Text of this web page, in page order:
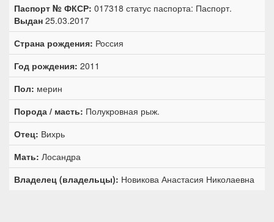
Паспорт № ФКСР: 017318 статус паспорта: Паспорт.
Выдан 25.03.2017
Страна рождения: Россия
Год рождения: 2011
Пол: мерин
Порода / масть: Полукровная рыж.
Отец: Вихрь
Мать: Лосандра
Владелец (владельцы): Новикова Анастасия Николаевна